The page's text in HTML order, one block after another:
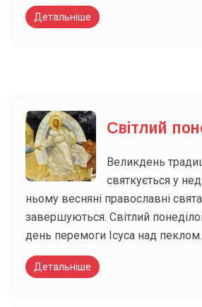
Детальніше
Світлий
Великдень
святкується у
ньому весняні православні
завершуються. Світлий
день перемоги Ісуса над пеклом.
Детальніше